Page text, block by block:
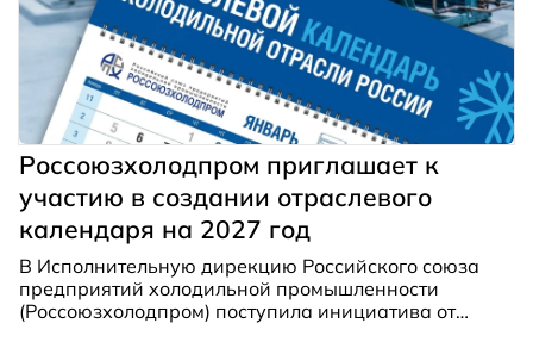
Россоюзхолодпром приглашает к
участию в создании отраслевого
календаря на 2027 год
В Исполнительную дирекцию Российского союза
предприятий холодильной промышленности
(Россоюзхолодпром) поступила инициатива от